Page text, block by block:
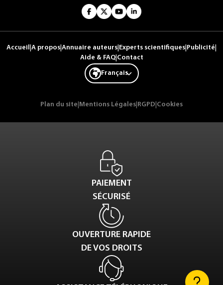
Accueil A propos Annuaire auteurs Experts scientifiques Publicité
Aide & FAQ| Contact
Français
Plan du site Mentions Légales RGPD Cookies
PAIEMENT
SÉCURISÉ
OUVERTURE RAPIDE
DE VOS DROITS